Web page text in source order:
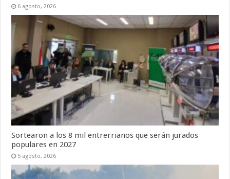
6 agosto, 2026
Sortearon a los 8 mil entrerrianos que serán jurados
populares en 2027
5 agosto, 2026